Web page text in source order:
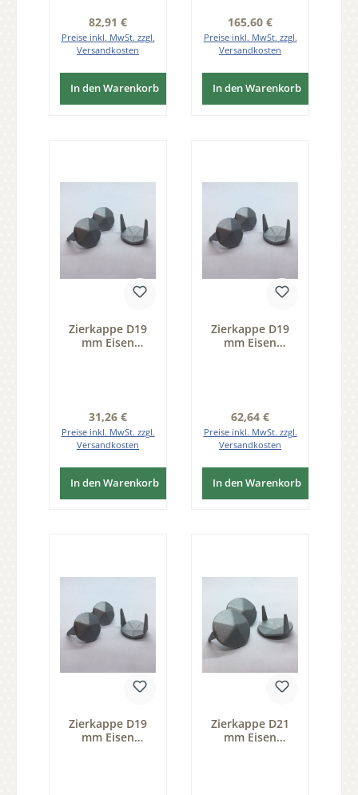
Regulärer Preis:
82,91 €
Preise inkl. MwSt. zzgl.
Versandkosten
In den Warenkorb
Regulärer Preis:
165,60 €
Preise inkl. MwSt. zzgl.
Versandkosten
In den Warenkorb
Zierkappe D19
mm Eisen
Regulärer Preis:
31,26 €
Preise inkl. MwSt. zzgl.
Versandkosten
In den Warenkorb
Zierkappe D19
mm Eisen
Regulärer Preis:
62,64 €
Preise inkl. MwSt. zzgl.
Versandkosten
In den Warenkorb
Zierkappe D19
mm Eisen
Zierkappe D21
mm Eisen